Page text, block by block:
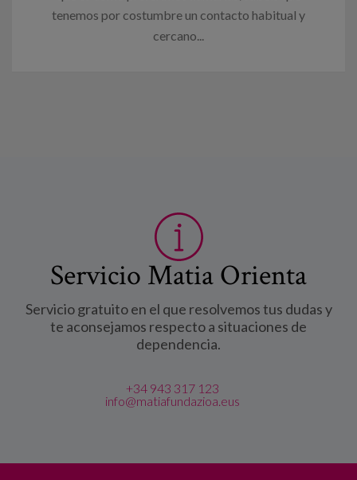
tenemos por costumbre un contacto habitual y
cercano...
Servicio Matia Orienta
Servicio gratuito en el que resolvemos tus dudas y
te aconsejamos respecto a situaciones de
dependencia.
+34 943 317 123
info@matiafundazioa.eus